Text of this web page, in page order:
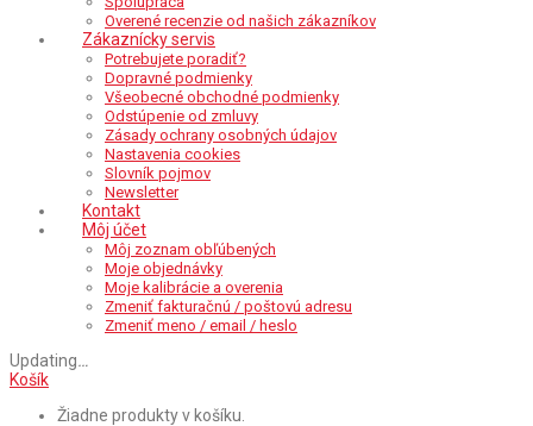
Overené recenzie od našich zákazníkov
Zákaznícky servis
Potrebujete poradiť?
Dopravné podmienky
Všeobecné obchodné podmienky
Odstúpenie od zmluvy
Zásady ochrany osobných údajov
Nastavenia cookies
Slovník pojmov
Newsletter
Kontakt
Môj účet
Môj zoznam obľúbených
Moje objednávky
Moje kalibrácie a overenia
Zmeniť fakturačnú / poštovú adresu
Zmeniť meno / email / heslo
Updating…
Košík
Žiadne produkty v košíku.